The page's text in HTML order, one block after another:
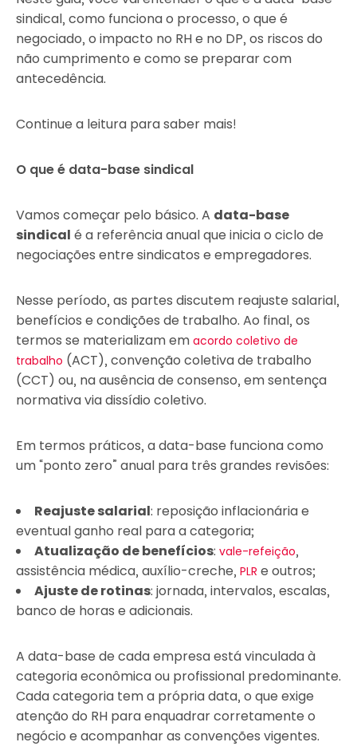
sindical, como funciona o processo, o que é
negociado, o impacto no RH e no DP, os riscos do
não cumprimento e como se preparar com
antecedência.
Continue a leitura para saber mais!
O que é data-base sindical
Vamos começar pelo básico. A data-base
sindical é a referência anual que inicia o ciclo de
negociações entre sindicatos e empregadores.
Nesse período, as partes discutem reajuste salarial,
benefícios e condições de trabalho. Ao final, os
termos se materializam em acordo coletivo de
trabalho (ACT), convenção coletiva de trabalho
(CCT) ou, na ausência de consenso, em sentença
normativa via dissídio coletivo.
Em termos práticos, a data-base funciona como
um “ponto zero” anual para três grandes revisões:
Reajuste salarial: reposição inflacionária e
eventual ganho real para a categoria;
Atualização de benefícios: vale-refeição,
assistência médica, auxílio-creche, PLR e outros;
Ajuste de rotinas: jornada, intervalos, escalas,
banco de horas e adicionais.
A data-base de cada empresa está vinculada à
categoria econômica ou profissional predominante.
Cada categoria tem a própria data, o que exige
atenção do RH para enquadrar corretamente o
negócio e acompanhar as convenções vigentes.